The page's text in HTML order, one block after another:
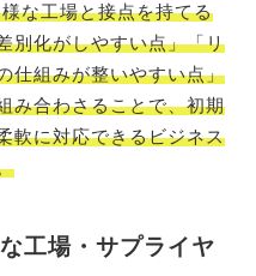
な工場と接点を持てる
別化がしやすい点」「リ
仕組みが整いやすい点」
み合わさることで、初期
軟に対応できるビジネス
工場・サプライヤ